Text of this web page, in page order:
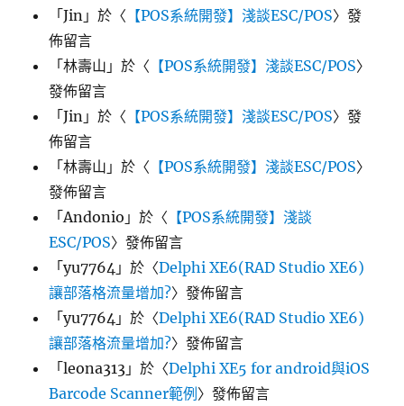
「Jin 」於〈 【POS系統開發】淺談ESC/POS〉發
佈留言
「林壽山 」於〈 【POS系統開發】淺談ESC/POS〉
發佈留言
「Jin 」於〈 【POS系統開發】淺談ESC/POS〉發
佈留言
「林壽山 」於〈 【POS系統開發】淺談ESC/POS〉
發佈留言
「Andonio 」於〈 【POS系統開發】淺談
ESC/POS〉發佈留言
「yu7764 」於〈Delphi XE6(RAD Studio XE6)
讓部落格流量增加?〉發佈留言
「yu7764 」於〈Delphi XE6(RAD Studio XE6)
讓部落格流量增加?〉發佈留言
「leona313 」於〈Delphi XE5 for android與iOS
Barcode Scanner範例 〉發佈留言